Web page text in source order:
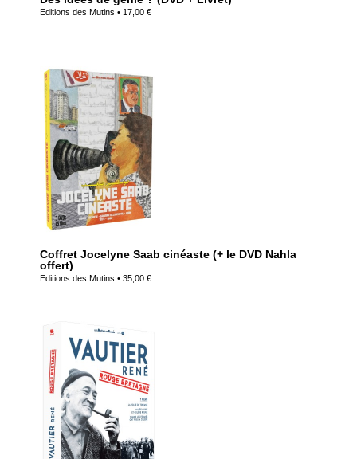
Editions des Mutins • 17,00 €
Coffret Jocelyne Saab cinéaste (+ le DVD Nahla
offert)
Editions des Mutins • 35,00 €